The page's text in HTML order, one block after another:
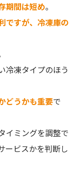
期間は短め。
ですが、冷凍庫の
冷凍タイプのほう
どうかも重要で
イミングを調整で
ービスかを判断し